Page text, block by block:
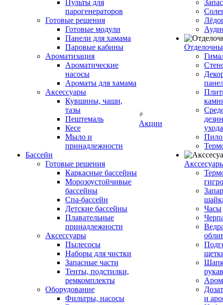
Пульты для
парогенераторов
Готовые решения
Готовые модули
Панели для хамама
Паровые кабины
Ароматизация
Ароматические
насосы
Ароматы для хамама
Аксессуары
Кувшины, чаши,
тазы
Пештемаль
Кесе
Мыло и
принадлежности
Бассейн
Готовые решения
Каркасные бассейны
Морозоустойчивые
бассейны
Спа-бассейн
Детские бассейны
Плавательные
принадлежности
Аксессуары
Пылесосы
Наборы для чистки
Запасные части
Тенты, подстилки,
ремкомплекты
Оборудование
Фильтры, насосы
Акции
ухода
Часы
и